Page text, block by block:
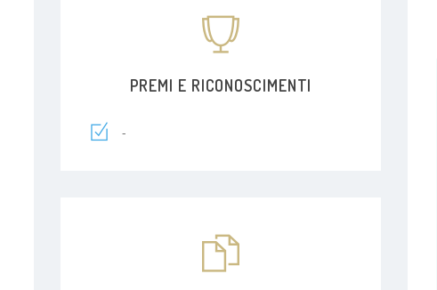
PREMI E RICONOSCIMENTI
-